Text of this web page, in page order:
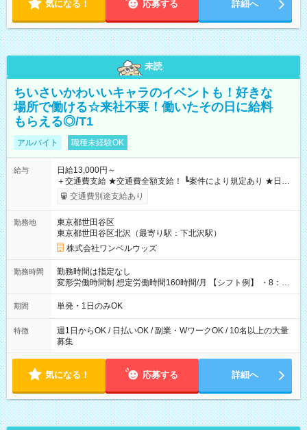
気になる！ 応募する 詳細へ
未読
ちいさいかわいいキャラのイベントも！好きな
場所で働ける☆来社不要！働いたその日に給料
もらえる◎/T1
アルバイト 職種未経験OK
給与
日給13,000円～
＋交通費支給 ★交通費全額支給！ ┗案件により規定あり ★日払
いOK！（規定あり） ┗働いたその日に現金GET♪ お仕事後はコ
ンビニATMから 日払い分を引き落とせます！ 【試用期間】試
交通費別途支給あり
勤務地
東京都世田谷区
東京都世田谷区北沢（最寄り駅：下北沢駅）
株式会社ワンベルウッズ
勤務時間
勤務時間は指定なし
変形労働時間制 想定労働時間160時間/月 【シフト例】 ・8：00
～21：00
期間 単発・1日のみOK
特徴
週1日からOK / 日払いOK / 副業・WワークOK / 10名以上の大量
募集
気になる！ 応募する 詳細へ